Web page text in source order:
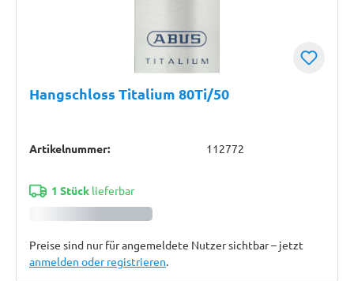
Hangschloss Titalium 80Ti/50
Artikelnummer: 112772
1 Stücklieferbar
Preise sind nur für angemeldete Nutzer sichtbar – jetzt
anmelden oder registrieren.